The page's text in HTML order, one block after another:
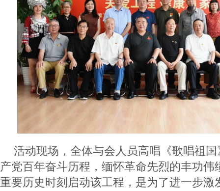
活动现场，全体与会人员高唱《歌唱祖
产党百年奋斗历程，缅怀革命先烈的丰功伟
重要历史时刻启动该工程，是为了进一步激